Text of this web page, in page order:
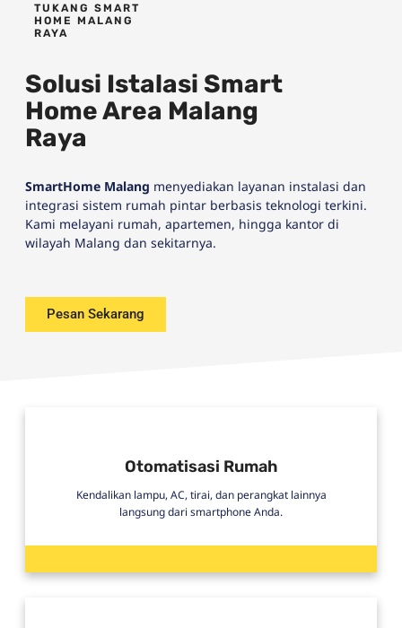
TUKANG SMART
HOME MALANG
RAYA
Solusi Istalasi Smart
Home Area Malang
Raya
SmartHome Malang menyediakan layanan instalasi dan
integrasi sistem rumah pintar berbasis teknologi terkini.
Kami melayani rumah, apartemen, hingga kantor di
wilayah Malang dan sekitarnya.
Pesan Sekarang
Otomatisasi Rumah
Kendalikan lampu, AC, tirai, dan perangkat lainnya
langsung dari smartphone Anda.